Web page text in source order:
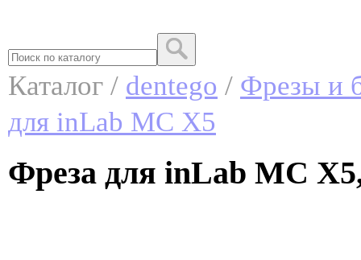
Каталог / dentego / Фрезы и
для inLab MC X5
Фреза для inLab MC